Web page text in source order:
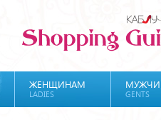
ЖЕНЩИНАМ
LADIES GENTS